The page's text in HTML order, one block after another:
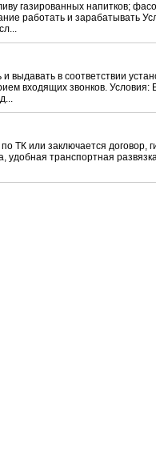
газированных напитков;
работать и зарабатывать
выдавать в соответствии
входящих звонков.
ТК или заключается договор,
удобная транспортная